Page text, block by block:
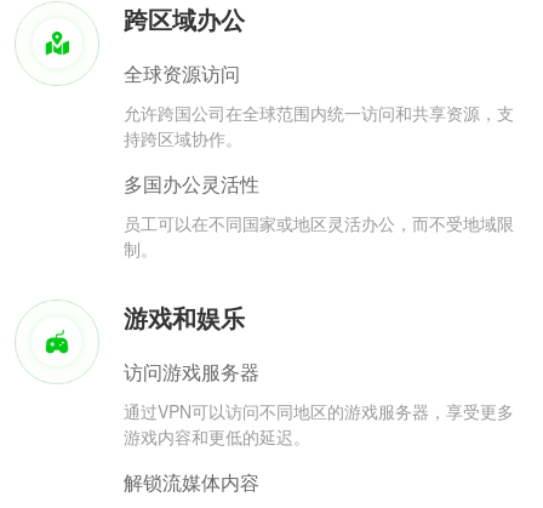
跨区域办公
全球资源访问
允许跨国公司在全球范围内统一访问和共享资源，支
持跨区域协作。
多国办公灵活性
员工可以在不同国家或地区灵活办公，而不受地域限
制。
游戏和娱乐
访问游戏服务器
通过VPN可以访问不同地区的游戏服务器，享受更多
游戏内容和更低的延迟。
解锁流媒体内容